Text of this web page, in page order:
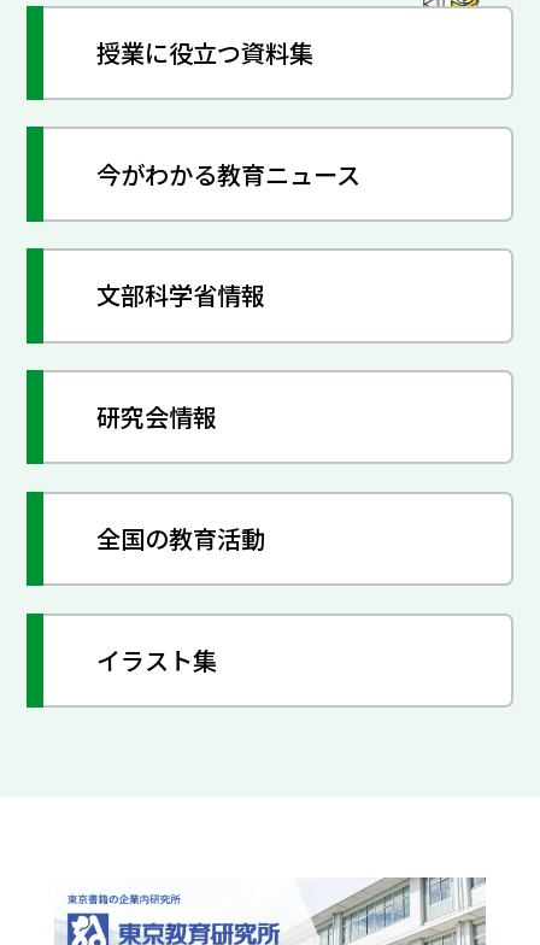
授業に役立つ資料集
今がわかる教育ニュース
文部科学省情報
研究会情報
全国の教育活動
イラスト集